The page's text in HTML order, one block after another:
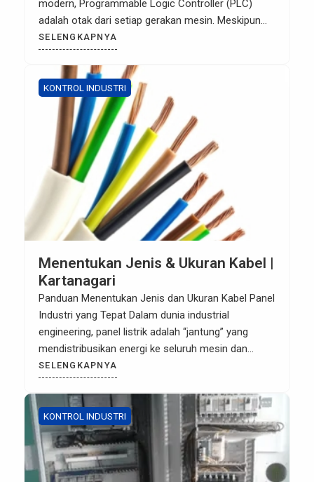
modern, Programmable Logic Controller (PLC)
adalah otak dari setiap gerakan mesin. Meskipun
PLC dirancang untuk daya tahan ekstrem di
lingkungan industri, perangkat ini tidaklah abadi.
Mempertahankan PLC yang sudah usang bukan
hanya menghambat produktivitas, tetapi juga
menyimpan risiko kegagalan sistem yang fatal. […]
SELENGKAPNYA
KONTROL INDUSTRI
Menentukan Jenis & Ukuran Kabel |
Kartanagari
Panduan Menentukan Jenis dan Ukuran Kabel Panel
Industri yang Tepat Dalam dunia industrial
engineering, panel listrik adalah “jantung” yang
mendistribusikan energi ke seluruh mesin dan
sistem kontrol. Kesalahan dalam memilih
spesifikasi kabel bukan hanya menyebabkan
inefisiensi energi, tetapi juga risiko fatal seperti
overheating (panas berlebih) hingga kebakaran
sirkuit. Artikel ini akan mengulas parameter utama
dalam […]
SELENGKAPNYA
KONTROL INDUSTRI